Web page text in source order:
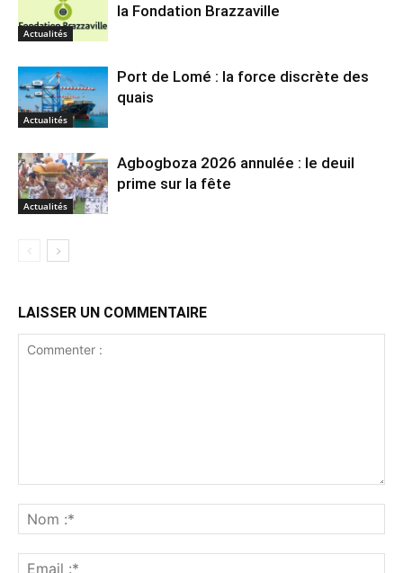
Actualités
la Fondation Brazzaville
Actualités
Port de Lomé : la force discrète des
quais
Actualités
Agbogboza 2026 annulée : le deuil
prime sur la fête
LAISSER UN COMMENTAIRE